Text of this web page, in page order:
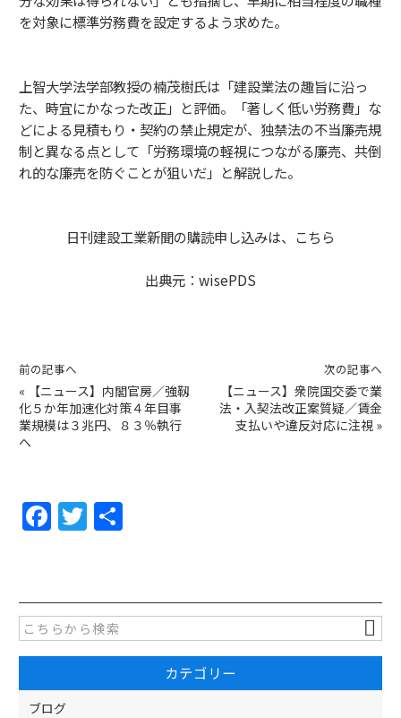
を対象に標準労務費を設定するよう求めた。
上智大学法学部教授の楠茂樹氏は「建設業法の趣旨に沿っ
た、時宜にかなった改正」と評価。「著しく低い労務費」な
どによる見積もり・契約の禁止規定が、独禁法の不当廉売規
制と異なる点として「労務環境の軽視につながる廉売、共倒
れ的な廉売を防ぐことが狙いだ」と解説した。
日刊建設工業新聞の購読申し込みは、 こちら
出典元： wisePDS
前の記事へ
«
【ニュース】内閣官房／強靱
化５か年加速化対策４年目事
業規模は３兆円、８３％執行
へ
次の記事へ
【ニュース】衆院国交委で業
法・入契法改正案質疑／賃金
支払いや違反対応に注視 »
F
a
e
b
o
o
T
w
er
カテゴリー
ブログ